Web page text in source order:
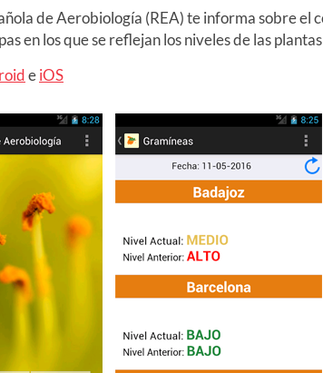
de Aerobiología (REA) te informa sobre el
en los que se reflejan los niveles de las
eiOS